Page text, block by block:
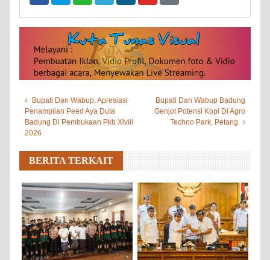
Bupati Dan Wabup. Apresiasi
Penampilan Peed Aya Duta
Badung Di Pembukaan Pkb Xlviii
2026
Bupati Dan Wabup Badung
Genjot Potensi Kopi Di Agro
Techno Park, Petang
BERITA TERKAIT